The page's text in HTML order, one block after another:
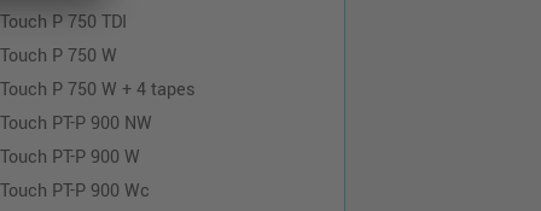
P 750 TDI
P 750 W
P 750 W + 4 tapes
PT-P 900 NW
PT-P 900 W
PT-P 900 Wc